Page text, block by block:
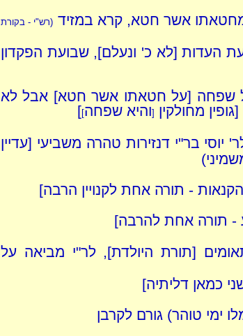
אשר חטא, קרא במזיד (רש"י - בקורת
העדות [לא כ' ונעלם], שבועת הפקדון
שפחה [על חטאתו אשר חטא] אבל לא
מחולקין [והיא שפחה]
]
יוסי בר"י דנזירות טהרה משביעי [עדיין
- תורה אחת לקנויין הרבה]
- תורה אחת להרבה]
[תורת היולדת], לר"י מביאה על
כמאן דליתיה]
ימי טוהר) גורם לקרבן